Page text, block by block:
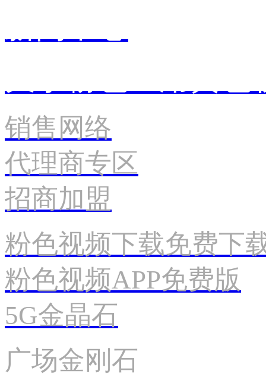
销售网络
代理商专区
招商加盟
粉色视频下载免费下
粉色视频APP免费版
5G金晶石
广场金刚石